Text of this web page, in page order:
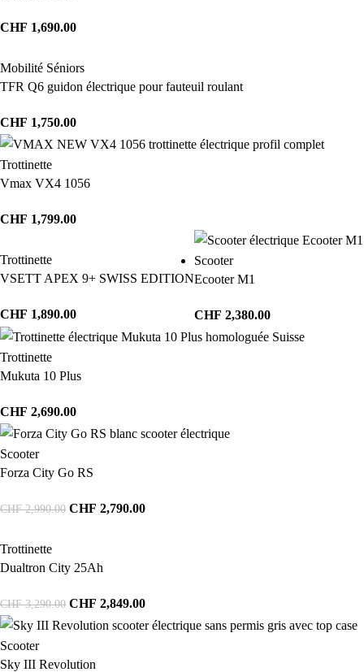
CHF 1,690.00
Mobilité Séniors
TFR Q6 guidon électrique pour fauteuil roulant
CHF 1,750.00
Trottinette
Vmax VX4 1056
CHF 1,799.00
Trottinette
VSETT APEX 9+ SWISS EDITION
CHF 1,890.00
Scooter
Ecooter M1
CHF 2,380.00
Trottinette
Mukuta 10 Plus
CHF 2,690.00
Scooter
Forza City Go RS
CHF2,990.00 CHF 2,790.00
Trottinette
Dualtron City 25Ah
CHF3,290.00 CHF 2,849.00
Scooter
Sky III Revolution